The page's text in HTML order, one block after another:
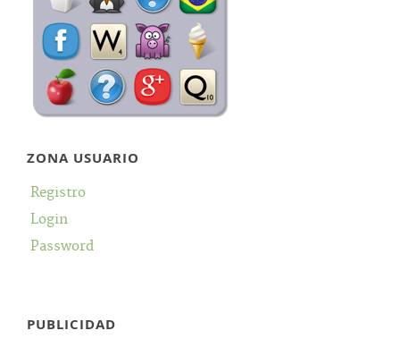
ZONA USUARIO
Registro
Login
Password
PUBLICIDAD